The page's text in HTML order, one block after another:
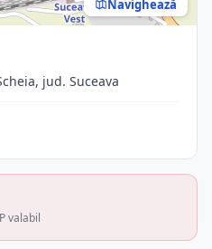
Navighează
jud. Suceava
valabil